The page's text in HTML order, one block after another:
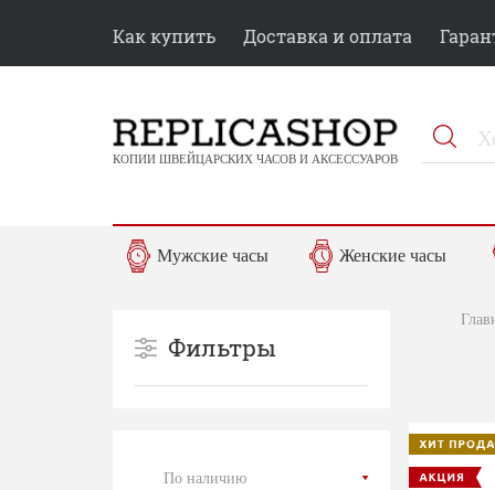
Как купить Доставка и оплата
КОПИИ ШВЕЙЦАРСКИХ ЧАСОВ И АКСЕССУАРОВ
Мужские часы Женские часы
Фильтры
По наличию